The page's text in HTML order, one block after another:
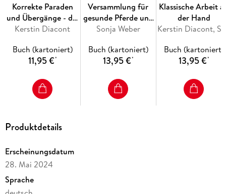
Korrekte Paraden
und Übergänge - die
Basis für elegantes
Kerstin Diacont
Buch (kartoniert)
11,95 €*
Versammlung für
gesunde Pferde und
Reiten in
Sonja Weber
Buch (kartoniert)
13,95 €*
Klassische Arbeit
der Hand
Buch (kartoniert)
13,95 €*
Produktdetails
Erscheinungsdatum
28. Mai 2024
Sprache